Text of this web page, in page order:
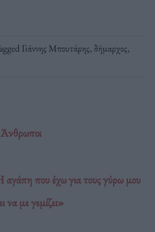
Γιάννης Μπουτάρης,δήμαρχος,
Άνθρωποι
που έχω για τους γύρω μου
να με γεμίζει»